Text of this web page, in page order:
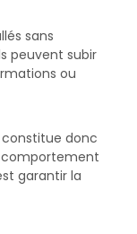
sans
peuvent subir
ou
constitue donc
comportement
garantir la